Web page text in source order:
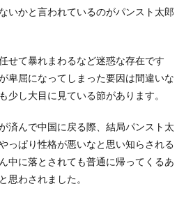
いかと言われているのがパンスト太郎
せて暴れまわるなど迷惑な存在です
卑屈になってしまった要因は間違いな
少し大目に見ている節があります。
済んで中国に戻る際、結局パンスト太
っぱり性格が悪いなと思い知らされる
中に落とされても普通に帰ってくるあ
思わされました。